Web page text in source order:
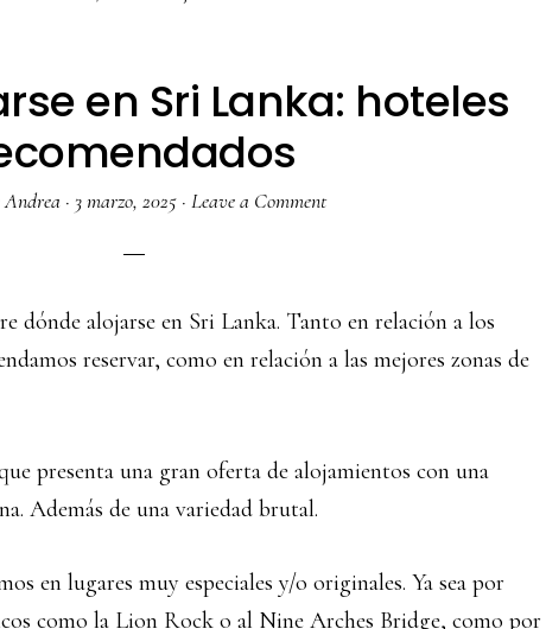
en Sri Lanka: hoteles
Andrea · 3 marzo, 2025 · Leave a Comment
dónde alojarse en Sri Lanka. Tanto en relación a los
reservar, como en relación a las mejores zonas de
presenta una gran oferta de alojamientos con una
Además de una variedad brutal.
en lugares muy especiales y/o originales. Ya sea por
como la Lion Rock o al Nine Arches Bridge, como por